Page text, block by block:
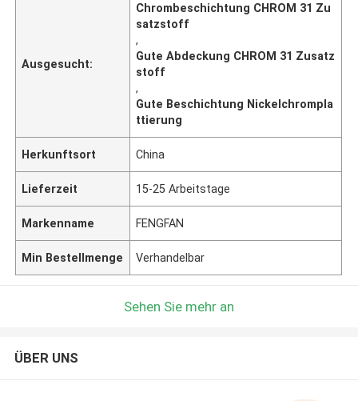
Ausgesucht:
Chrombeschichtung CHROM 31 Zu
satzstoff
,
Gute Abdeckung CHROM 31 Zusatz
stoff
,
Gute Beschichtung Nickelchrompla
ttierung
Herkunftsort China
Lieferzeit 15-25 Arbeitstage
Markenname FENGFAN
Min Bestellmenge Verhandelbar
Sehen Sie mehr an
ÜBER UNS